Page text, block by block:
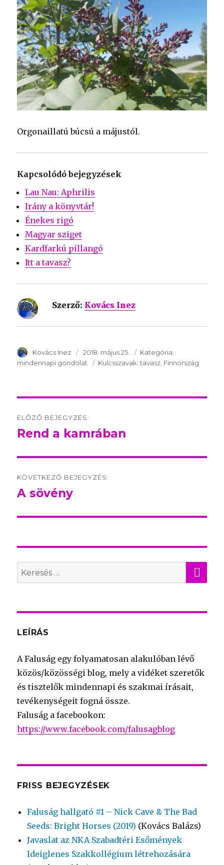
Orgonaillatú búcsú a májustól.
Kapcsolódó bejegyzések
Lau Nau: Aphrilis
Irány a könyvtár!
Énekes rigó
Magyar sziget
Kardfarkú pillangó
Itt a tavasz?
Szerző: Kovács Inez
SzerzÅ
Kovács Inez Közzétéve:
2018. május 25. Kategória:
mindennapi gondolat
Kulcsszavak:Kulcsszavak:
tavasz Finnország
navigation
ELŐZŐ BEJEGYZÉS:
Előző
Rend a kamrában
KÖVETKEZŐ BEJEGYZÉS:
Következő
A sövény
Search
for:
LEÍRÁS
A Faluság egy folyamatosan alakulóban lévő
közös/közösségi blog, mely a vidéket szeretők
és tisztelők mindennapi és szakmai írásait,
tevékenységeit fogná össze.
Faluság a facebookon:
https://www.facebook.com/falusagblog
FRISS BEJEGYZÉSEK
Faluság hallgató #1 – Nick Cave & The Bad
Seeds: Bright Horses (2019) (Kovács Balázs)
Javaslat az NKA Szabadtéri Esőmények
Ideiglenes Szakkollégium létrehozására